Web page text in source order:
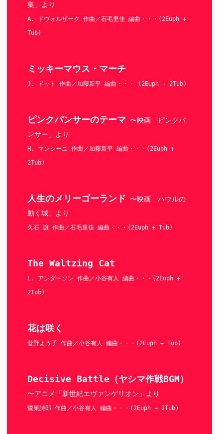
集」より
A. ドヴォルザーク 作曲／石毛里佳 編曲・・・(2Euph +
Tub)
ミッキーマウス・マーチ
J. ドット 作曲／加藤新平 編曲・・・ (2Euph + 2Tub)
ピンクパンサーのテーマ 〜映画「ピンクパ
ンサー」より
H. マンシーニ 作曲／加藤新平 編曲・・・(2Euph +
2Tub)
人生のメリーゴーランド 〜映画「ハウルの
動く城」より
久石 譲 作曲／石毛里佳 編曲・・・(2Euph + Tub)
The Waltzing Cat
L. アンダーソン 作曲／小谷有人 編曲・・・(2Euph +
2Tub)
花は咲く
菅野よう子 作曲／小谷有人 編曲・・・(2Euph + Tub)
Decisive Battle（ヤシマ作戦BGM）
〜アニメ「新世紀エヴァンゲリオン」より
鷺巣詩郎 作曲／小谷有人 編曲・・・(2Euph + 2Tub)